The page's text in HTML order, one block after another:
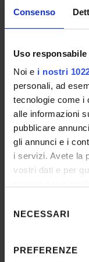
Consenso
Uso
Noi e i nostri
personali, ad
tecnologie come i
alle informazioni
pubblicare
gli annunci e i
i servizi. Avete la
vostri dati e per
modificare o
momento dalla
delNECESSARI
PREFERENZE
REFERENTE
Nicola
ALLEGATI
BANDO
IT |
BANDO